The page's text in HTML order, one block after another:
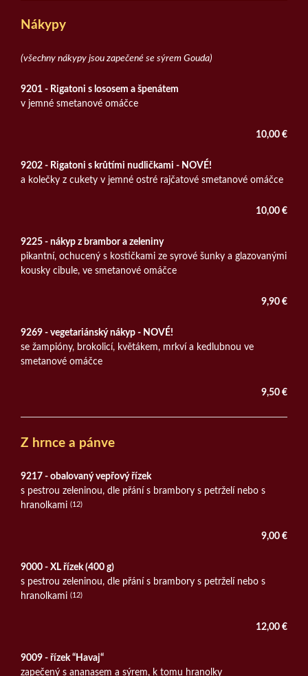
Nákypy
(všechny nákypy jsou zapečené se sýrem Gouda)
9201 - Rigatoni s lososem a špenátem
v jemné smetanové omáčce
10,00 €
9202 - Rigatoni s krůtími nudličkami - NOVÉ!
a kolečky z cukety v jemné ostré rajčatové smetanové omáčce
10,00 €
9225 - nákyp z brambor a zeleniny
pikantní, ochucený s kostičkami ze syrové šunky a glazovanými
kousky cibule, ve smetanové omáčce
9,90 €
9269 - vegetariánský nákyp - NOVÉ!
se žampióny, brokolicí, květákem, mrkví a kedlubnou ve
smetanové omáčce
9,50 €
Z hrnce a pánve
9217 - obalovaný vepřový řízek
s pestrou zeleninou, dle přání s brambory s petrželí nebo s
hranolkami (12)
9,00 €
9000 - XL řízek (400 g)
s pestrou zeleninou, dle přání s brambory s petrželí nebo s
hranolkami (12)
12,00 €
9009 - řízek “Havaj“
zapečený s ananasem a sýrem, k tomu hranolky